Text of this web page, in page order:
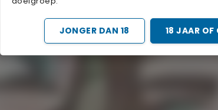
JONGER DAN 18 18 JAAR OF